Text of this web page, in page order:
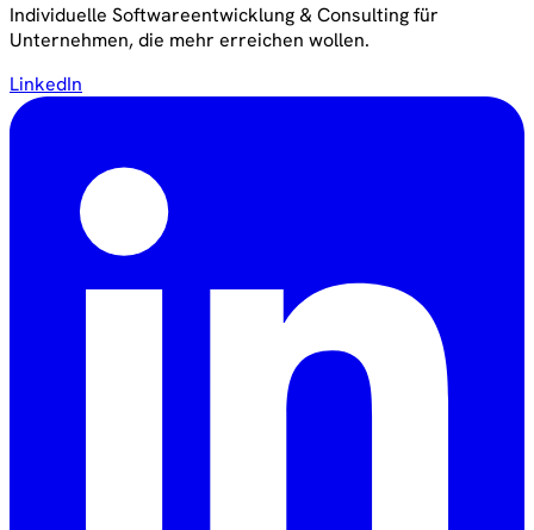
Individuelle Softwareentwicklung & Consulting für
Unternehmen, die mehr erreichen wollen.
LinkedIn